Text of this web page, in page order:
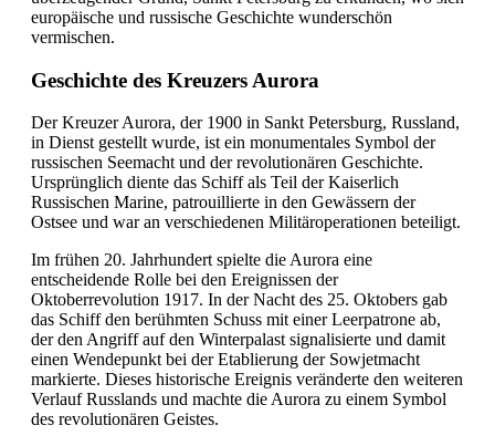
europäische und russische Geschichte wunderschön
vermischen.
Geschichte des Kreuzers Aurora
Der Kreuzer Aurora, der 1900 in Sankt Petersburg, Russland,
in Dienst gestellt wurde, ist ein monumentales Symbol der
russischen Seemacht und der revolutionären Geschichte.
Ursprünglich diente das Schiff als Teil der Kaiserlich
Russischen Marine, patrouillierte in den Gewässern der
Ostsee und war an verschiedenen Militäroperationen beteiligt.
Im frühen 20. Jahrhundert spielte die Aurora eine
entscheidende Rolle bei den Ereignissen der
Oktoberrevolution 1917. In der Nacht des 25. Oktobers gab
das Schiff den berühmten Schuss mit einer Leerpatrone ab,
der den Angriff auf den Winterpalast signalisierte und damit
einen Wendepunkt bei der Etablierung der Sowjetmacht
markierte. Dieses historische Ereignis veränderte den weiteren
Verlauf Russlands und machte die Aurora zu einem Symbol
des revolutionären Geistes.